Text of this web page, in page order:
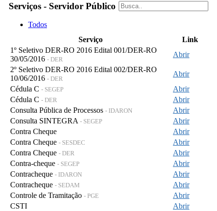
Serviços - Servidor Público
Todos
Serviço
Link
1º Seletivo DER-RO 2016 Edital 001/DER-RO
30/05/2016 - DER
Abrir
2º Seletivo DER-RO 2016 Edital 002/DER-RO
10/06/2016 - DER
Abrir
Cédula C - SEGEP
Abrir
Cédula C - DER
Abrir
Consulta Pública de Processos - IDARON
Abrir
Consulta SINTEGRA - SEGEP
Abrir
Contra Cheque
Abrir
Contra Cheque - SESDEC
Abrir
Contra Cheque - DER
Abrir
Contra-cheque - SEGEP
Abrir
Contracheque - IDARON
Abrir
Contracheque - SEDAM
Abrir
Controle de Tramitação - PGE
Abrir
CSTI
Abrir